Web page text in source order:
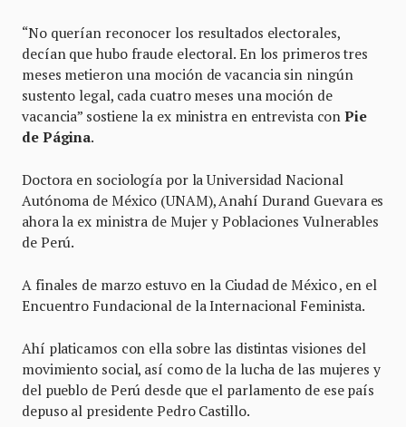
“No querían reconocer los resultados electorales,
decían que hubo fraude electoral. En los primeros tres
meses metieron una moción de vacancia sin ningún
sustento legal, cada cuatro meses una moción de
vacancia” sostiene la ex ministra en entrevista conPie
de Página.
Doctora en sociología por la Universidad Nacional
Autónoma de México (UNAM), Anahí Durand Guevara es
ahora la ex ministra de Mujer y Poblaciones Vulnerables
de Perú.
A finales de marzo estuvo en la Ciudad de México , en el
Encuentro Fundacional de la Internacional Feminista.
Ahí platicamos con ella sobre las distintas visiones del
movimiento social, así como de la lucha de las mujeres y
del pueblo de Perú desde que el parlamento de ese país
depuso al presidente Pedro Castillo.